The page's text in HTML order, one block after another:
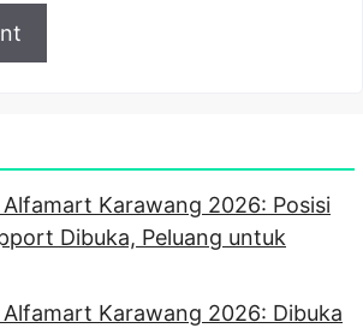
Karawang 2026: Posisi
Dibuka, Peluang untuk
Karawang 2026: Dibuka